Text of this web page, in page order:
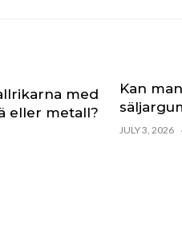
med
eller metall?
Kan
JULY 3, 2026